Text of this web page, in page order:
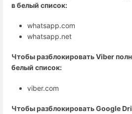
в белый список:
whatsapp.com
whatsapp.net
Чтобы разблокировать Viber
белый список:
viber.com
Чтобы разблокировать Google